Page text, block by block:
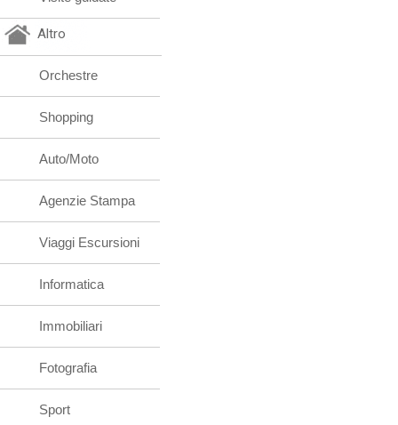
Altro
Orchestre
Shopping
Auto/Moto
Agenzie Stampa
Viaggi Escursioni
Informatica
Immobiliari
Fotografia
Sport